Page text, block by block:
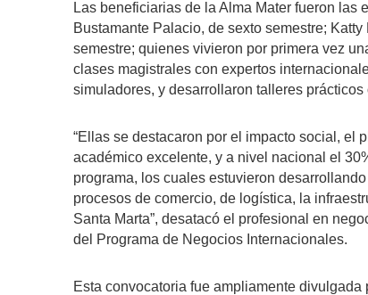
Las beneficiarias de la Alma Mater fueron
Bustamante Palacio, de sexto semestre;
semestre; quienes vivieron por primera vez
clases magistrales con expertos
simuladores, y desarrollaron talleres
“Ellas se destacaron por el impacto social, el
académico excelente, y a nivel nacional el
programa, los cuales estuvieron
procesos de comercio, de logística, la
Santa Marta”, desatacó el profesional en
del Programa de Negocios Internacionales.
Esta convocatoria fue ampliamente